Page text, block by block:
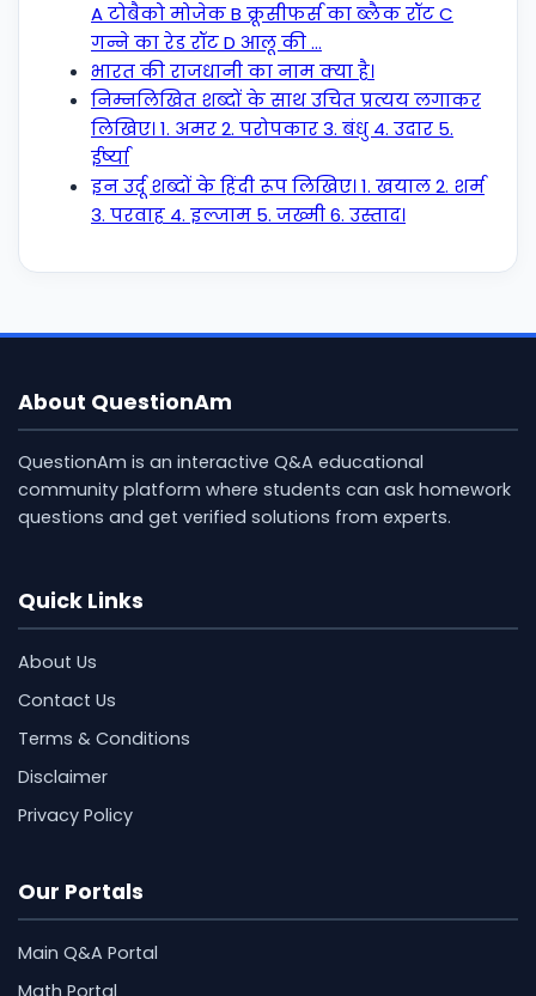
A टोबैको मोजेक B क्रूसीफर्स का ब्लैक रॉट C
गन्ने का रेड रॉट D आलू की …
भारत की राजधानी का नाम क्या है।
निम्नलिखित शब्दों के साथ उचित प्रत्यय लगाकर
लिखिए। 1. अमर 2. परोपकार 3. बंधु 4. उदार 5.
ईर्ष्या
इन उर्दू शब्दों के हिंदी रूप लिखिए। 1. खयाल 2. शर्म
3. परवाह 4. इल्जाम 5. जख्मी 6. उस्ताद।
About QuestionAm
QuestionAm is an interactive Q&A educational
community platform where students can ask homework
questions and get verified solutions from experts.
Quick Links
About Us
Contact Us
Terms & Conditions
Disclaimer
Privacy Policy
Our Portals
Main Q&A Portal